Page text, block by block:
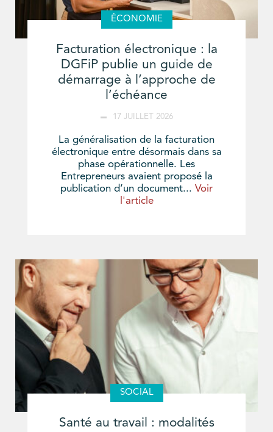
ÉCONOMIE
Facturation électronique : la
DGFiP publie un guide de
démarrage à l’approche de
l’échéance
17 JUILLET 2026
La généralisation de la facturation
électronique entre désormais dans sa
phase opérationnelle. Les
Entrepreneurs avaient proposé la
publication d’un document... Voir
l'article
SOCIAL
Santé au travail : modalités